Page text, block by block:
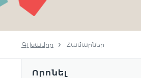
Գլխավոր Համարներ
Որոնել